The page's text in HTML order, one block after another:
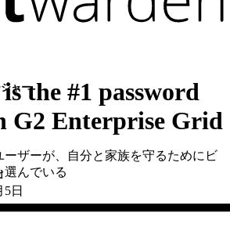
ャー
ーザーが、自分と家族を守るためにビ
選んでいる
the #1 password
G2 Enterprise Grid
5日